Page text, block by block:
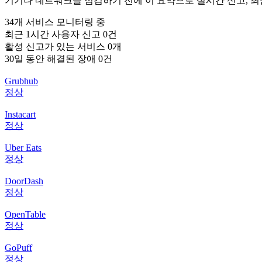
34개 서비스 모니터링 중
최근 1시간 사용자 신고 0건
활성 신고가 있는 서비스 0개
30일 동안 해결된 장애 0건
Grubhub
정상
Instacart
정상
Uber Eats
정상
DoorDash
정상
OpenTable
정상
GoPuff
정상